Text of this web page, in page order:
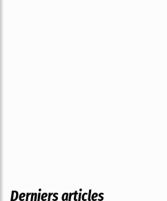
Derniers articles